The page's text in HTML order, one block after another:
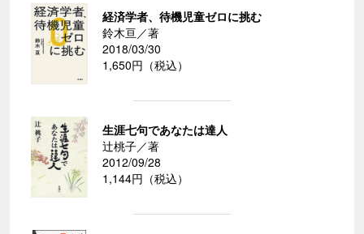
経済学者、待機児童ゼロに挑む
鈴木亘／著
2018/03/30
1,650円（税込）
生涯七句であなたは達人
辻桃子／著
2012/09/28
1,144円（税込）